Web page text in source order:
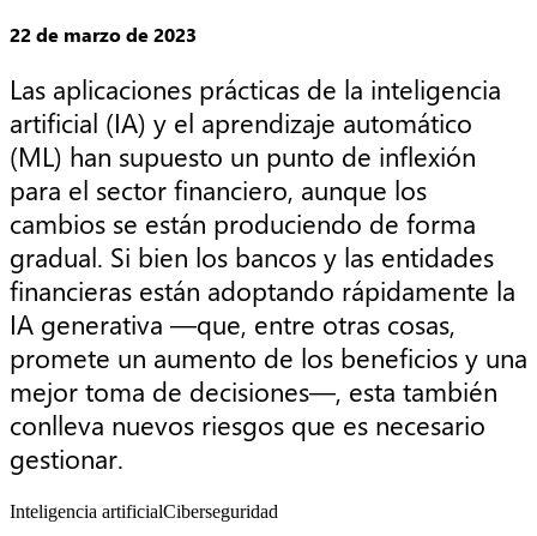
22 de marzo de 2023
Las aplicaciones prácticas de la inteligencia
artificial (IA) y el aprendizaje automático
(ML) han supuesto un punto de inflexión
para el sector financiero, aunque los
cambios se están produciendo de forma
gradual. Si bien los bancos y las entidades
financieras están adoptando rápidamente la
IA generativa —que, entre otras cosas,
promete un aumento de los beneficios y una
mejor toma de decisiones—, esta también
conlleva nuevos riesgos que es necesario
gestionar.
Inteligencia artificialCiberseguridad